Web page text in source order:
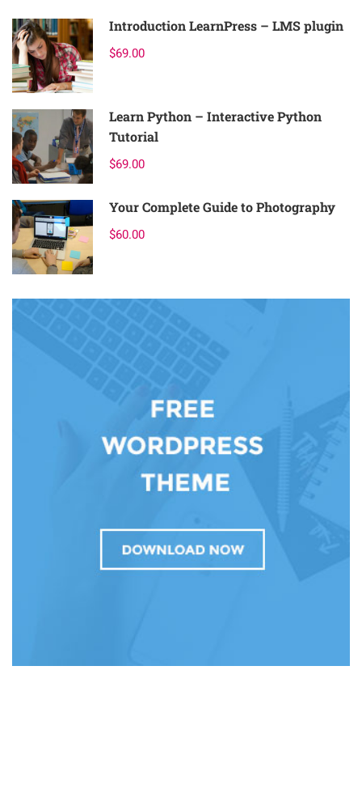
Introduction LearnPress – LMS plugin
$69.00
Learn Python – Interactive Python
Tutorial
$69.00
Your Complete Guide to Photography
$60.00